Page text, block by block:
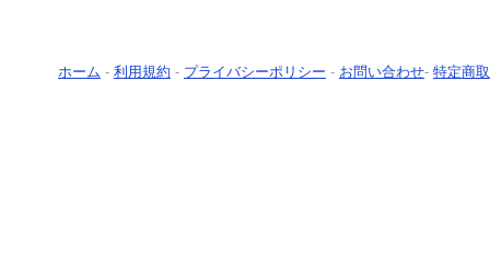
ホーム - 利用規約 - プライバシーポリシー - お問い合わせ- 特定商